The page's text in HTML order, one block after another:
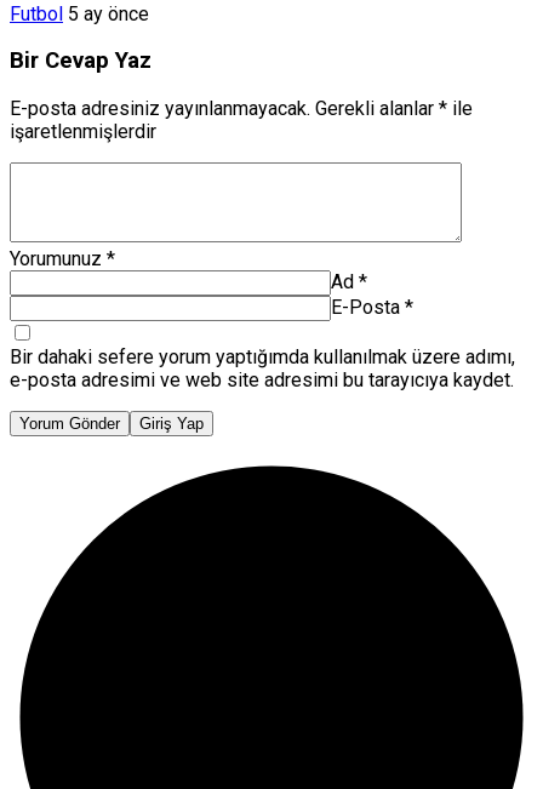
Futbol 5 ay önce
Bir Cevap Yaz
E-posta adresiniz yayınlanmayacak. Gerekli alanlar * ile
işaretlenmişlerdir
Yorumunuz *
Ad *
E-Posta *
Bir dahaki sefere yorum yaptığımda kullanılmak üzere adımı,
e-posta adresimi ve web site adresimi bu tarayıcıya kaydet.
Yorum Gönder Giriş Yap